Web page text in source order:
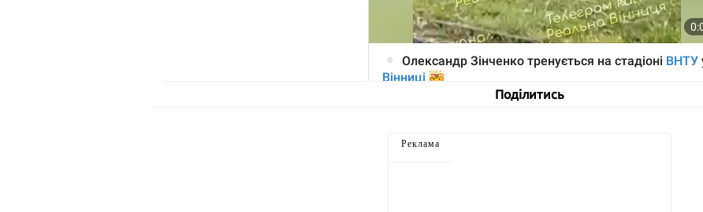
Поділитись
Реклама